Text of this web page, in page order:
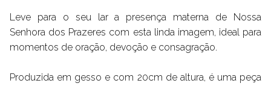
Leve para o seu lar a presença materna de Nossa
Senhora dos Prazeres com esta linda imagem, ideal para
momentos de oração, devoção e consagração.
Produzida em gesso e com 20cm de altura, é uma peça